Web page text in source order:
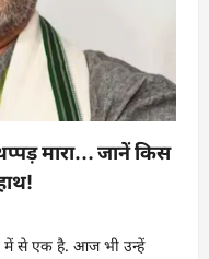
मारा… जानें किस
में से एक है. आज भी उन्हें